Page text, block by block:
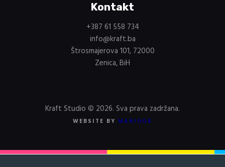
Kontakt
+387 61 558 734
info@kraft.ba
Štrosmajerova 101, 72000
Zenica, BiH
Kraft Studio © 2026. Sva prava zadržana.
WEBSITE BY MANIGOR